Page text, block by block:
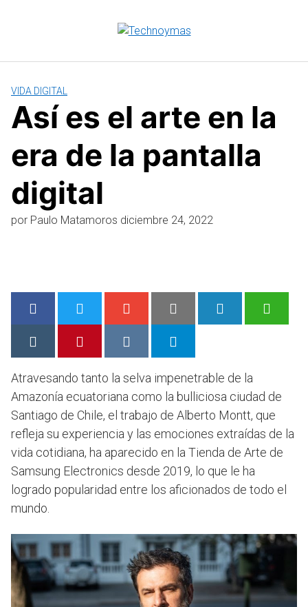
VIDA DIGITAL
Así es el arte en la
era de la pantalla
digital
por Paulo Matamoros diciembre 24, 2022
Atravesando tanto la selva impenetrable de la
Amazonía ecuatoriana como la bulliciosa ciudad de
Santiago de Chile, el trabajo de Alberto Montt, que
refleja su experiencia y las emociones extraídas de la
vida cotidiana, ha aparecido en la Tienda de Arte de
Samsung Electronics desde 2019, lo que le ha
logrado popularidad entre los aficionados de todo el
mundo.